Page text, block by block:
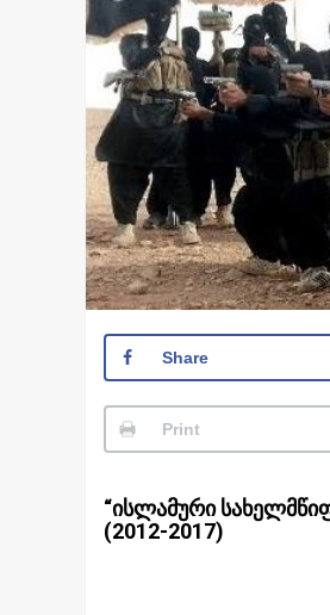
Share
Print
“ისლამური
(2012-2017)